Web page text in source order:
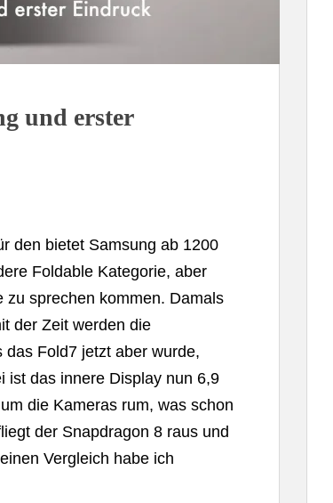
und erster
den bietet Samsung ab 1200
Foldable Kategorie, aber
zu sprechen kommen. Damals
der Zeit werden die
das Fold7 jetzt aber wurde,
ist das innere Display nun 6,9
die Kameras rum, was schon
der Snapdragon 8 raus und
Vergleich habe ich